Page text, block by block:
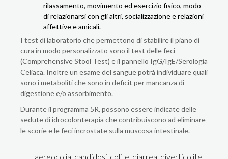
rilassamento, movimento ed esercizio fisico, modo
di relazionarsi con gli altri, socializzazione e relazioni
affettive e amicali.
I test di laboratorio che permettono di stabilire il piano di
cura in modo personalizzato sono il test delle feci
(Comprehensive Stool Test) e il pannello IgG/IgE/Serologia
Celiaca. Inoltre un esame del sangue potrà individuare quali
sono i metaboliti che sono in deficit per mancanza di
digestione e/o assorbimento.
Durante il programma 5R, possono essere indicate delle
sedute di idrocolonterapia che contribuiscono ad eliminare
le scorie e le feci incrostate sulla muscosa intestinale.
aereocolia candidosi colite diarrea diverticolite